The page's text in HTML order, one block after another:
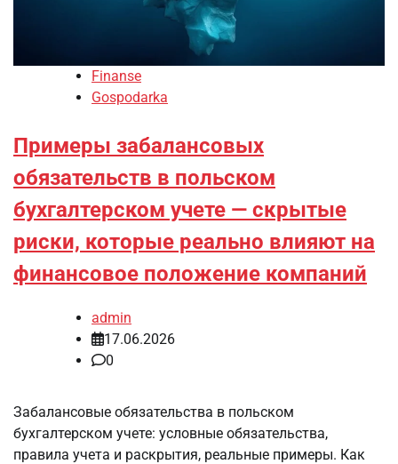
Finanse
Gospodarka
Примеры забалансовых
обязательств в польском
бухгалтерском учете — скрытые
риски, которые реально влияют на
финансовое положение компаний
admin
17.06.2026
0
Забалансовые обязательства в польском
бухгалтерском учете: условные обязательства,
правила учета и раскрытия, реальные примеры. Как